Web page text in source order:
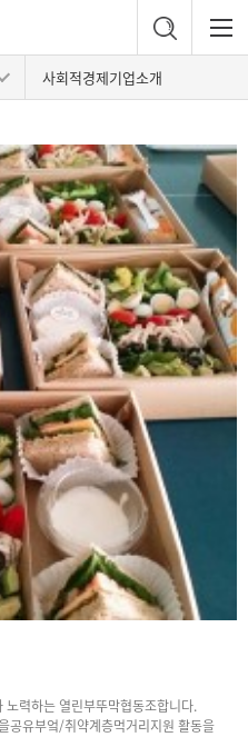
사회적경제기업소개
력하는 열린부뚜막협동조합니다.
공유부엌/취약계층먹거리지원 활동을